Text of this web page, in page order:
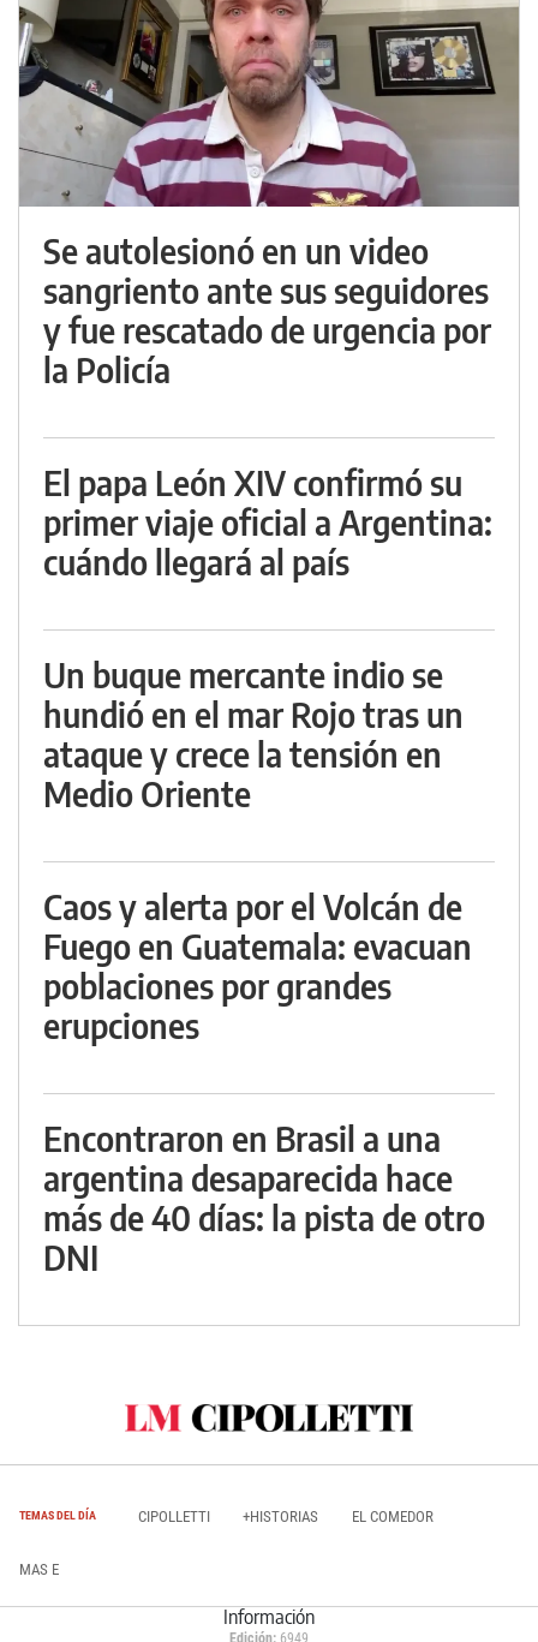
Se autolesionó en un video
sangriento ante sus seguidores
y fue rescatado de urgencia por
la Policía
El papa León XIV confirmó su
primer viaje oficial a Argentina:
cuándo llegará al país
Un buque mercante indio se
hundió en el mar Rojo tras un
ataque y crece la tensión en
Medio Oriente
Caos y alerta por el Volcán de
Fuego en Guatemala: evacuan
poblaciones por grandes
erupciones
Encontraron en Brasil a una
argentina desaparecida hace
más de 40 días: la pista de otro
DNI
TEMAS DEL DÍA CIPOLLETTI +HISTORIAS EL COMEDOR
MAS E
Información
Edición: 6949